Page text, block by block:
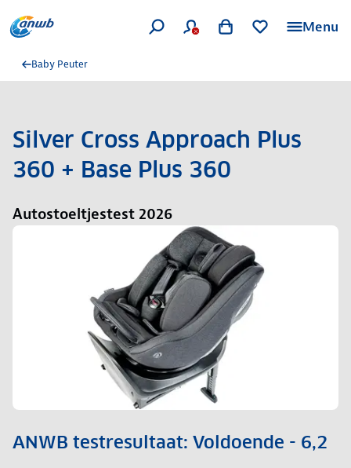
Menu
Baby Peuter
Silver Cross Approach Plus
360 + Base Plus 360
Autostoeltjestest 2026
ANWB testresultaat: Voldoende - 6,2